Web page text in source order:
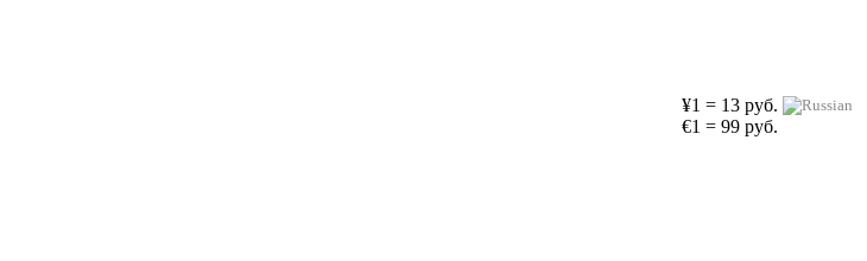
¥1 = 13 руб.
€1 = 99 руб.